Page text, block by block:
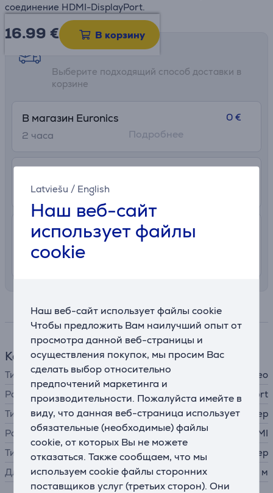
Latviešu / English
Наш веб-сайт
использует файлы
cookie
Наш веб-сайт использует файлы cookie
Чтобы предложить Вам наилучший опыт от
просмотра данной веб-страницы и
осуществления покупок, мы просим Вас
сделать выбор относительно
предпочтений маркетинга и
производительности. Пожалуйста имейте в
виду, что данная веб-страница использует
обязательные (необходимые) файлы
cookie, от которых Вы не можете
отказаться. Также сообщаем, что мы
используем cookie файлы сторонних
поставщиков услуг (третьих сторон). Они
соединение HDMI-DisplayPort.
16.99 € В корзину
Возможности доставки
Выберите подходящий способ доставки в
корзине
В магазин Euronics
2 часa
0 €
Подробнее
12. - 17. августа
Доставка с заносом на територии
11. - 14. августа
Спецификация
Кабель
Тип кабеля / адаптера
видео
Разъем A
DisplayPort
Тип коннектора А
штекер
Разъем B
HDMI
Тип коннектора B
штекер
Длина
1,5 м